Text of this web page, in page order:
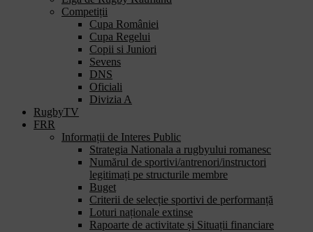
Competiții
Cupa României
Cupa Regelui
Copii si Juniori
Sevens
DNS
Oficiali
Divizia A
RugbyTV
FRR
Informații de Interes Public
Strategia Nationala a rugbyului romanesc
Numărul de sportivi/antrenori/instructori
legitimați pe structurile membre
Buget
Criterii de selecție sportivi de performanță
Loturi naționale extinse
Rapoarte de activitate și Situații financiare